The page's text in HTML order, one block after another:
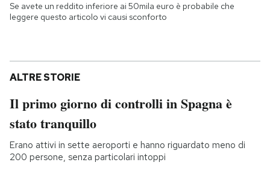
Se avete un reddito inferiore ai 50mila euro è probabile che
leggere questo articolo vi causi sconforto
ALTRE STORIE
Il primo giorno di controlli in Spagna è
stato tranquillo
Erano attivi in sette aeroporti e hanno riguardato meno di
200 persone, senza particolari intoppi